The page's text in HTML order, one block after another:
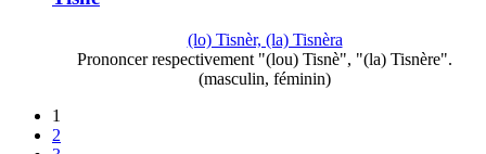
(lo) Tisnèr, (la) Tisnèra
Prononcer respectivement "(lou) Tisnè", "(la) Tisnère".
(masculin, féminin)
1
2